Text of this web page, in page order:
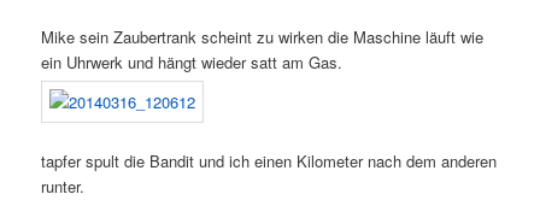
Mike sein Zaubertrank scheint zu wirken die Maschine läuft wie
ein Uhrwerk und hängt wieder satt am Gas.
tapfer spult die Bandit und ich einen Kilometer nach dem anderen
runter.